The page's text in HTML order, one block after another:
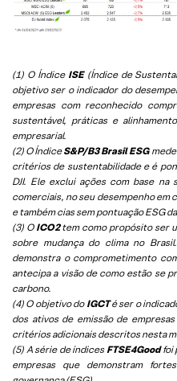
(1) O Índice ISE(Índice de
objetivo ser o indicador do
empresas com reconhecido
sustentável, práticas e
empresarial.
(2) O ÍndiceS&P/B3 Brasil ESGmede
critérios de sustentabilidade e é
DJI. Ele exclui ações com base na
comerciais, no seu desempenho em
e também cias sem pontuação ESG da
(3) O ICO2tem como propósito ser
sobre mudança do clima no
demonstra o comprometimento
antecipa a visão de como estão se
carbono.
(4) O objetivo do IGCTé ser o
dos ativos de emissão de
critérios adicionais descritos nesta
(5) A série de índices FTSE4Goodfoi
empresas que demonstram